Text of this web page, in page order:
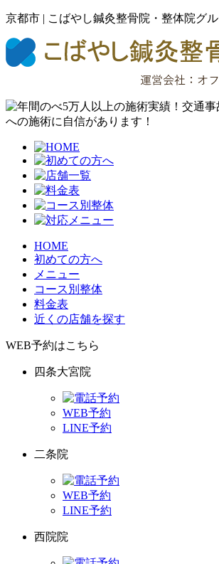
京都市 | こばやし鍼灸整骨院・整体院グ
HOME
初めての方へ
メニュー
コース別整体
料金表
近くの店舗を探す
WEB予約はこちら
四条大宮院
WEB予約
LINE予約
二条院
WEB予約
LINE予約
西院院